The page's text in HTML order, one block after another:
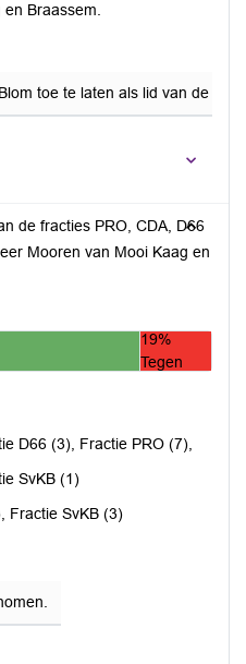
Braassem.
toe te laten als lid van de
de fracties PRO, CDA, D66
Mooren van Mooi Kaag en
19%
Tegen
D66 (3), Fractie PRO (7),
SvKB (1)
Fractie SvKB (3)